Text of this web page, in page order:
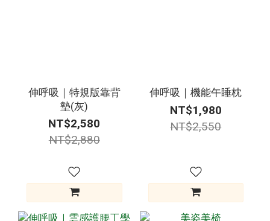
伸呼吸｜特規版靠背
墊(灰)
NT$2,580
NT$2,880
伸呼吸｜機能午睡枕
NT$1,980
NT$2,550